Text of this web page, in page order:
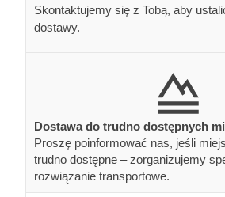
Skontaktujemy się z Tobą, aby
dostawy.
Dostawa do trudno dostępnych
Proszę poinformować nas, jeśli
trudno dostępne – zorganizujemy
rozwiązanie transportowe.